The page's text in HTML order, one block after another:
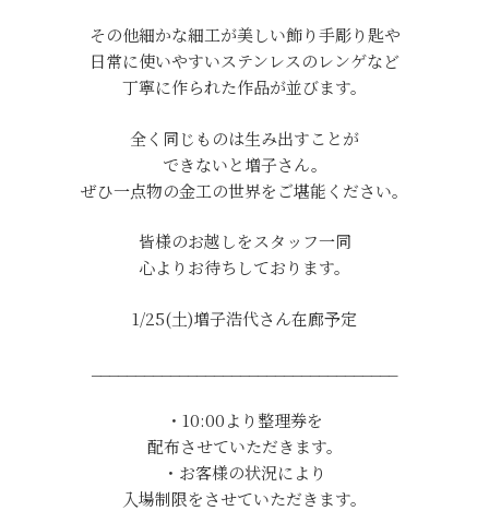
その他細かな細工が美しい飾り手彫り匙や
日常に使いやすいステンレスのレンゲなど
丁寧に作られた作品が並びます。
全く同じものは生み出すことが
できないと増子さん。
ぜひ一点物の金工の世界をご堪能ください。
皆様のお越しをスタッフ一同
心よりお待ちしております。
1/25(土)増子浩代さん在廊予定
・10:00より整理券を
配布させていただきます。
・お客様の状況により
入場制限をさせていただきます。